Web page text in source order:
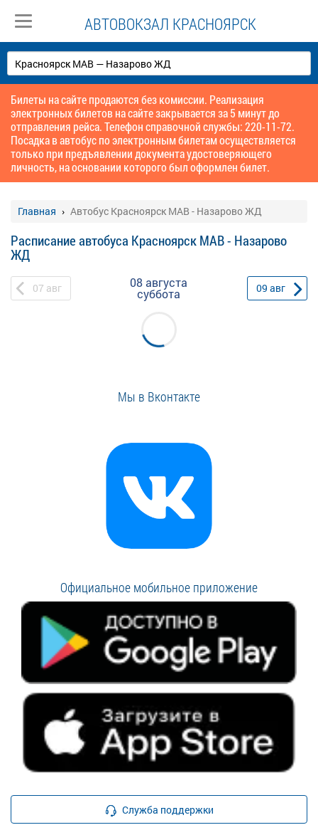
АВТОВОКЗАЛ КРАСНОЯРСК
Билеты на сайте продаются без комиссии. Реализация
электронных билетов на сайте закрывается за 5 минут до
отправления рейса. Телефон справочной службы: 220-11-72.
Посадка в автобус по электронным билетам осуществляется
только при предъявлении документа удостоверяющего
личность, на основании которого был оформлен билет.
Главная Автобус Красноярск МАВ - Назарово ЖД
Расписание автобуса Красноярск МАВ - Назарово
ЖД
07 авг 08 августа
суббота 09 авг
Мы в Вконтакте
Официальное мобильное приложение
Служба поддержки